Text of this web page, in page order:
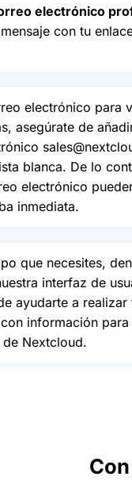
electrónico
con tu
electrónico para
asegúrate de
blanca. De lo
electrónico
inmediata.
que necesites,
interfaz de
ayudarte a realizar
información
Nextcloud.